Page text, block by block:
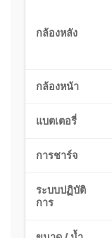
กล้องหลัง
กล้องหน้า
แบตเตอรี่
การชาร์จ
ระบบปฏิบัติ
การ